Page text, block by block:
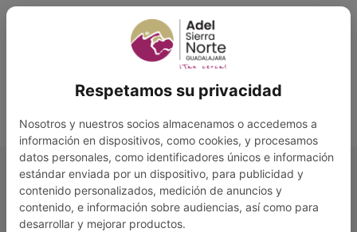
Ir
Convenio Adel- Consejería 2023-2027
Descargar Vista previa
Contacto y localización
Respetamos su privacidad
Nosotros y nuestros socios almacenamos o accedemos a
información en dispositivos, como cookies, y procesamos
datos personales, como identificadores únicos e información
estándar enviada por un dispositivo, para publicidad y
contenido personalizados, medición de anuncios y
contenido, e información sobre audiencias, así como para
desarrollar y mejorar productos.